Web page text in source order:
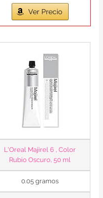
Ver Precio
L'Oreal Majirel 6 , Color
Rubio Oscuro, 50 ml
0.05 gramos